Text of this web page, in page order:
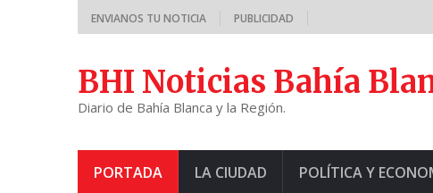
ENVIANOS TU NOTICIA PUBLICIDAD
BHI Noticias Bahía
Diario de Bahía Blanca y la Región.
PORTADA LA CIUDAD POLÍTICA Y